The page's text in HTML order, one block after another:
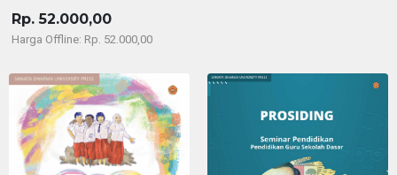
Rp. 52.000,00
Harga Offline: Rp. 52.000,00